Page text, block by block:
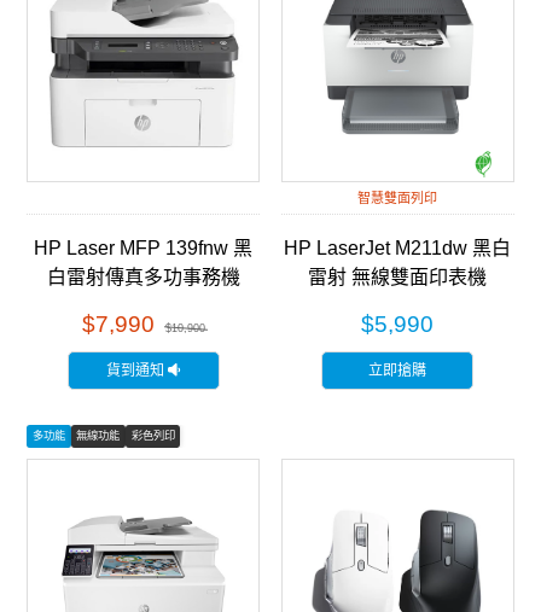
HP Laser MFP 139fnw 黑
白雷射傳真多功事務機
$7,990 $10,900
貨到通知
智慧雙面列印
HP LaserJet M211dw 黑白
雷射 無線雙面印表機
$5,990
立即搶購
多功能 無線功能 彩色列印